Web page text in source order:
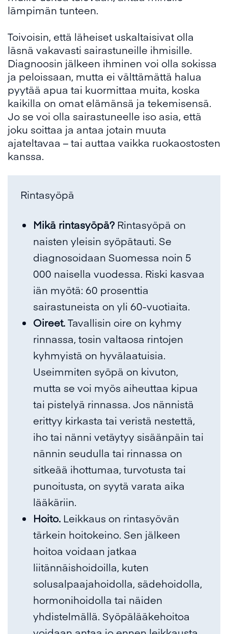
lämpimän tunteen.
Toivoisin, että läheiset uskaltaisivat olla
läsnä vakavasti sairastuneille ihmisille.
Diagnoosin jälkeen ihminen voi olla sokissa
ja peloissaan, mutta ei välttämättä halua
pyytää apua tai kuormittaa muita, koska
kaikilla on omat elämänsä ja tekemisensä.
Jo se voi olla sairastuneelle iso asia, että
joku soittaa ja antaa jotain muuta
ajateltavaa – tai auttaa vaikka ruokaostosten
kanssa.
Rintasyöpä
Mikä rintasyöpä?Rintasyöpä on
naisten yleisin syöpätauti. Se
diagnosoidaan Suomessa noin 5
000 naisella vuodessa. Riski kasvaa
iän myötä: 60 prosenttia
sairastuneista on yli 60-vuotiaita.
Oireet.Tavallisin oire on kyhmy
rinnassa, tosin valtaosa rintojen
kyhmyistä on hyvälaatuisia.
Useimmiten syöpä on kivuton,
mutta se voi myös aiheuttaa kipua
tai pistelyä rinnassa. Jos nännistä
erittyy kirkasta tai veristä nestettä,
iho tai nänni vetäytyy sisäänpäin tai
nännin seudulla tai rinnassa on
sitkeää ihottumaa, turvotusta tai
punoitusta, on syytä varata aika
lääkäriin.
Hoito. Leikkaus on rintasyövän
tärkein hoitokeino. Sen jälkeen
hoitoa voidaan jatkaa
liitännäishoidoilla, kuten
solusalpaajahoidolla, sädehoidolla,
hormonihoidolla tai näiden
yhdistelmällä. Syöpälääkehoitoa